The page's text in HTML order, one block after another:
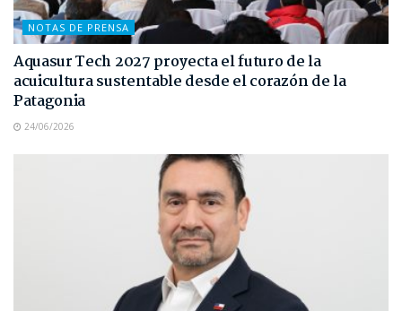
NOTAS DE PRENSA
Aquasur Tech 2027 proyecta el futuro de la
acuicultura sustentable desde el corazón de la
Patagonia
24/06/2026